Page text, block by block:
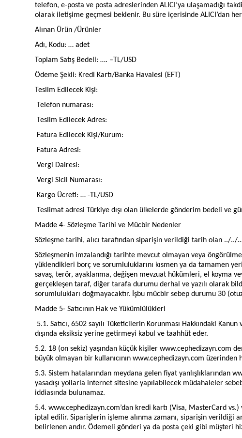
telefon, e-posta ve posta adreslerinden ALICI’ya ulaşamadığı
olarak iletişime geçmesi beklenir. Bu süre içerisinde ALICI’dan
Alınan Ürün /Ürünler
Adı, Kodu: … adet
Toplam Satış Bedeli: …. –TL/USD
Ödeme Şekli: Kredi Kartı/Banka Havalesi (EFT)
Teslim Edilecek Kişi:
Telefon numarası:
Teslim Edilecek Adres:
Fatura Edilecek Kişi/Kurum:
Fatura Adresi:
Vergi Dairesi:
Vergi Sicil Numarası:
Kargo Ücreti: … -TL/USD
Teslimat adresi Türkiye dışı olan ülkelerde gönderim bedeli ve
Madde 4- Sözleşme Tarihi ve Mücbir Nedenler
Sözleşme tarihi, alıcı tarafından siparişin verildiği tarih olan ../../
Sözleşmenin imzalandığı tarihte mevcut olmayan veya
yüklendikleri borç ve sorumluluklarını kısmen ya da tamamen
savaş, terör, ayaklanma, değişen mevzuat hükümleri, el koyma
gerçekleşen taraf, diğer tarafa durumu derhal ve yazılı olarak
sorumlulukları doğmayacaktır. İşbu mücbir sebep durumu 30
Madde 5- Satıcının Hak ve Yükümlülükleri
5.1. Satıcı, 6502 sayılı Tüketicilerin Korunması Hakkındaki
dışında eksiksiz yerine getirmeyi kabul ve taahhüt eder.
5.2. 18 (on sekiz) yaşından küçük kişiler www.cephedizayn.com
büyük olmayan bir kullanıcının www.cephedizayn.com
5.3. Sistem hatalarından meydana gelen fiyat yanlışlıklarından
yasadışı yollarla internet sitesine yapılabilecek müdahaleler
iddiasında bulunamaz.
5.4. www.cephedizayn.com’dan kredi kartı (Visa, MasterCard
iptal edilir. Siparişlerin işleme alınma zamanı, siparişin verildiği
belirlenen andır. Ödemeli gönderi ya da posta çeki gibi